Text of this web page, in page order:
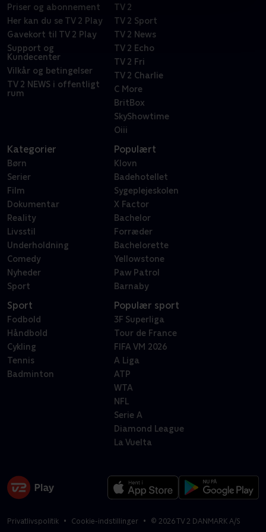
Priser og abonnement
Her kan du se TV 2 Play
Gavekort til TV 2 Play
Support og
Kundecenter
Vilkår og betingelser
TV 2 NEWS i offentligt
rum
TV 2
TV 2 Sport
TV 2 News
TV 2 Echo
TV 2 Fri
TV 2 Charlie
C More
BritBox
SkyShowtime
Oiii
Kategorier
Børn
Serier
Film
Dokumentar
Reality
Livsstil
Underholdning
Comedy
Nyheder
Sport
Populært
Klovn
Badehotellet
Sygeplejeskolen
X Factor
Bachelor
Forræder
Bachelorette
Yellowstone
Paw Patrol
Barnaby
Sport
Fodbold
Håndbold
Cykling
Tennis
Badminton
Populær sport
3F Superliga
Tour de France
FIFA VM 2026
A Liga
ATP
WTA
NFL
Serie A
Diamond League
La Vuelta
Privatlivspolitik Cookie-indstillinger © 2026TV 2 DANMARK A/S